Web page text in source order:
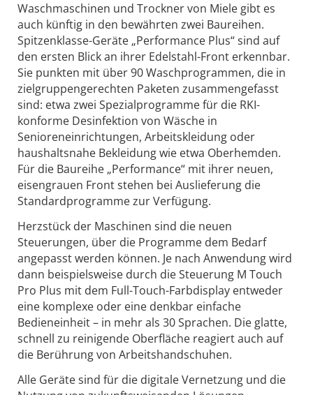
Waschmaschinen und Trockner von Miele gibt es
auch künftig in den bewährten zwei Baureihen.
Spitzenklasse-Geräte „Performance Plus“ sind auf
den ersten Blick an ihrer Edelstahl-Front erkennbar.
Sie punkten mit über 90 Waschprogrammen, die in
zielgruppengerechten Paketen zusammengefasst
sind: etwa zwei Spezialprogramme für die RKI-
konforme Desinfektion von Wäsche in
Senioreneinrichtungen, Arbeitskleidung oder
haushaltsnahe Bekleidung wie etwa Oberhemden.
Für die Baureihe „Performance“ mit ihrer neuen,
eisengrauen Front stehen bei Auslieferung die
Standardprogramme zur Verfügung.
Herzstück der Maschinen sind die neuen
Steuerungen, über die Programme dem Bedarf
angepasst werden können. Je nach Anwendung wird
dann beispielsweise durch die Steuerung M Touch
Pro Plus mit dem Full-Touch-Farbdisplay entweder
eine komplexe oder eine denkbar einfache
Bedieneinheit – in mehr als 30 Sprachen. Die glatte,
schnell zu reinigende Oberfläche reagiert auch auf
die Berührung von Arbeitshandschuhen.
Alle Geräte sind für die digitale Vernetzung und die